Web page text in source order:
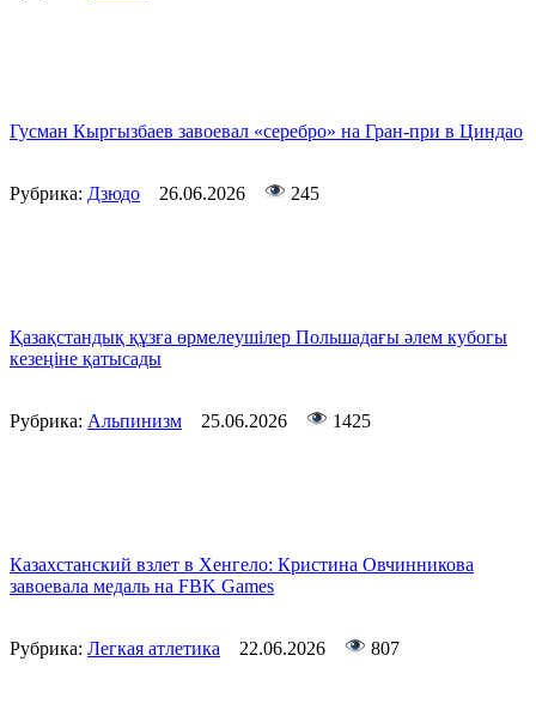
Гусман Кыргызбаев завоевал «серебро» на Гран-при в Циндао
Рубрика: Дзюдо 26.06.2026 245
Қазақстандық құзға өрмелеушілер Польшадағы әлем кубогы
кезеңіне қатысады
Рубрика: Альпинизм 25.06.2026 1425
Казахстанский взлет в Хенгело: Кристина Овчинникова
завоевала медаль на FBK Games
Рубрика: Легкая атлетика 22.06.2026 807